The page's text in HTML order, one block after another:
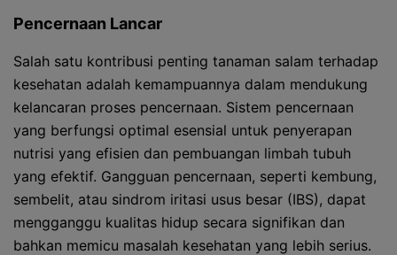
Pencernaan Lancar
Salah satu kontribusi penting tanaman salam terhadap
kesehatan adalah kemampuannya dalam mendukung
kelancaran proses pencernaan. Sistem pencernaan
yang berfungsi optimal esensial untuk penyerapan
nutrisi yang efisien dan pembuangan limbah tubuh
yang efektif. Gangguan pencernaan, seperti kembung,
sembelit, atau sindrom iritasi usus besar (IBS), dapat
mengganggu kualitas hidup secara signifikan dan
bahkan memicu masalah kesehatan yang lebih serius.